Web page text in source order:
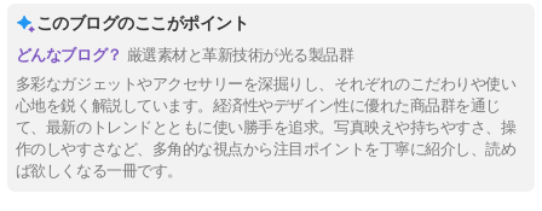
このブログのここがポイント
厳選素材と革新技術が光る製品群
多彩なガジェットやアクセサリーを深掘りし、それぞれのこだわりや使い
心地を鋭く解説しています。経済性やデザイン性に優れた商品群を通じ
て、最新のトレンドとともに使い勝手を追求。写真映えや持ちやすさ、操
作のしやすさなど、多角的な視点から注目ポイントを丁寧に紹介し、読め
ば欲しくなる一冊です。